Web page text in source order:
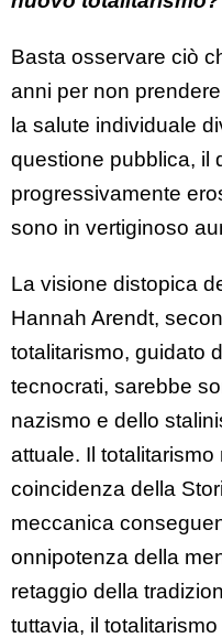
Basta osservare ciò
anni per non
la salute individuale
questione pubblica, il
progressivamente
sono in vertiginoso
La visione distopica
Hannah Arendt,
totalitarismo, guidato
tecnocrati, sarebbe
nazismo e dello
attuale. Il totalitarismo
coincidenza della
meccanica
onnipotenza della
retaggio della
tuttavia, il